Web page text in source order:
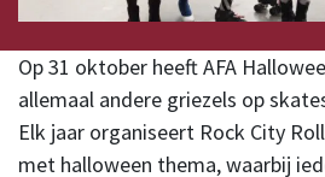
Op 31 oktober heeft AFA
allemaal andere griezels op
Elk jaar organiseert Rock City
met halloween thema, waarbij